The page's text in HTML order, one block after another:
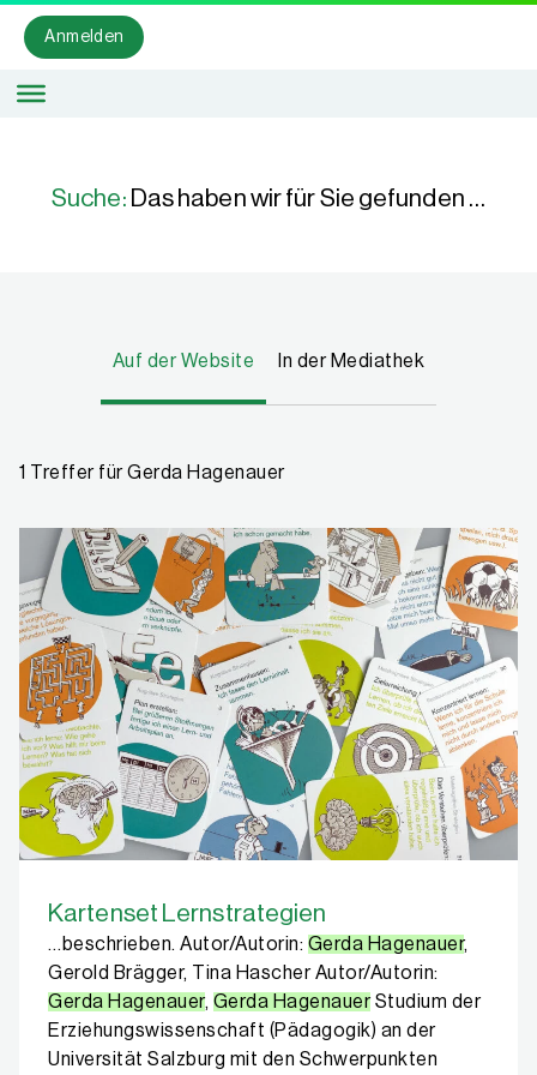
Anmelden
IQES SUCHE
Suche: Das haben wir für Sie gefunden …
Auf der Website In der Mediathek
1 Treffer für Gerda Hagenauer
Kartenset Lernstrategien
…beschrieben. Autor/Autorin: Gerda Hagenauer,
Gerold Brägger, Tina Hascher Autor/Autorin:
Gerda Hagenauer, Gerda HagenauerStudium der
Erziehungswissenschaft (Pädagogik) an der
Universität Salzburg mit den Schwerpunkten